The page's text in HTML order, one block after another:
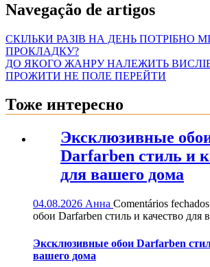
Navegação de artigos
СКІЛЬКИ РАЗІВ НА ДЕНЬ ПОТРІБНО
ПРОКЛАДКУ?
ДО ЯКОГО ЖАНРУ НАЛЕЖИТЬ
ПРОЖИТИ НЕ ПОЛЕ ПЕРЕЙТИ
Тоже интересно
Эксклюзивные
Darfarben стиль и
для вашего дома
04.08.2026 Анна Comentários fechados
обои Darfarben стиль и качество для
Эксклюзивные обои Darfarben
вашего дома